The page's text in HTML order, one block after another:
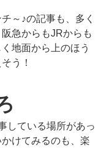
～♪の記事も、多く
急からもJRからも
地面から上のほう
う！
している場所があっ
けてみるのも、楽